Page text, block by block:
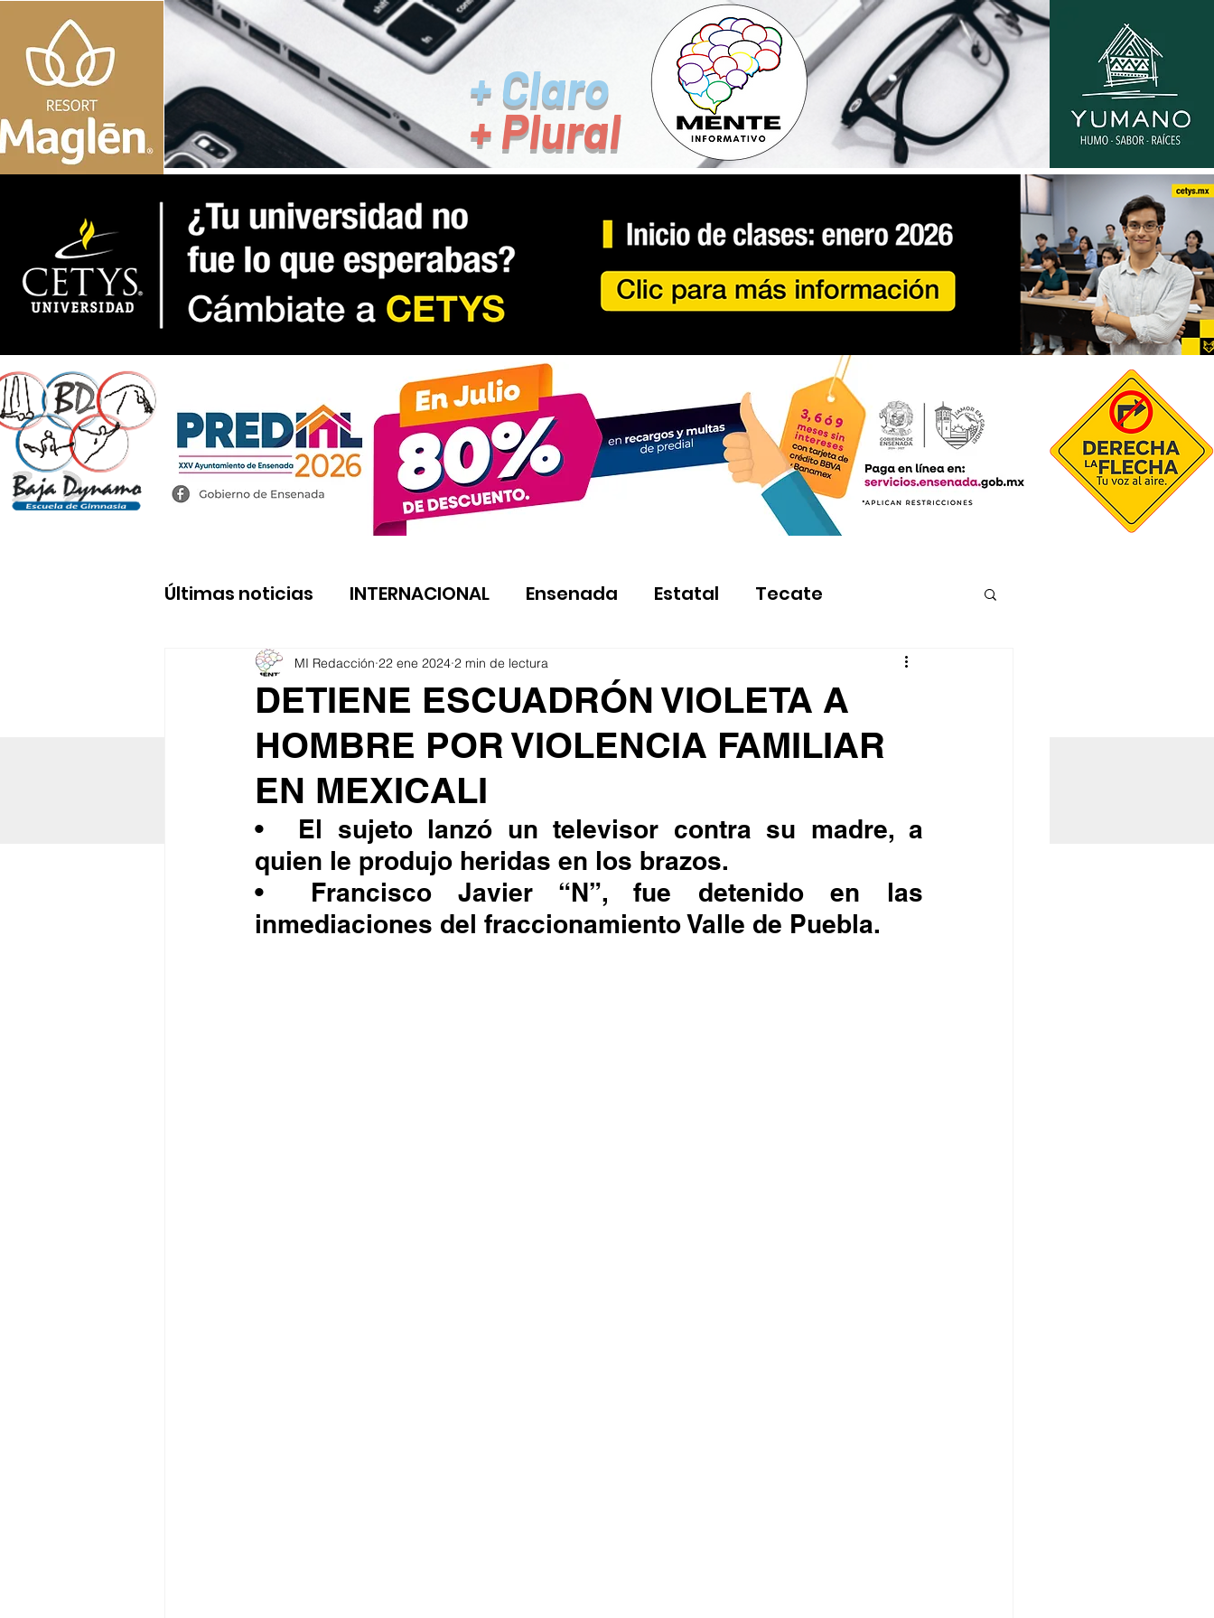
+ Claro
+ Plural
Últimas noticias INTERNACIONAL Ensenada Estatal Tecate
DETIENE ESCUADRÓN VIOLETA A
HOMBRE POR VIOLENCIA FAMILIAR
EN MEXICALI
MI Redacción 22 ene 2024 2 min de lectura
•	El sujeto lanzó un televisor contra su madre, a
quien le produjo heridas en los brazos.
•	Francisco Javier “N”, fue detenido en las
inmediaciones del fraccionamiento Valle de Puebla.